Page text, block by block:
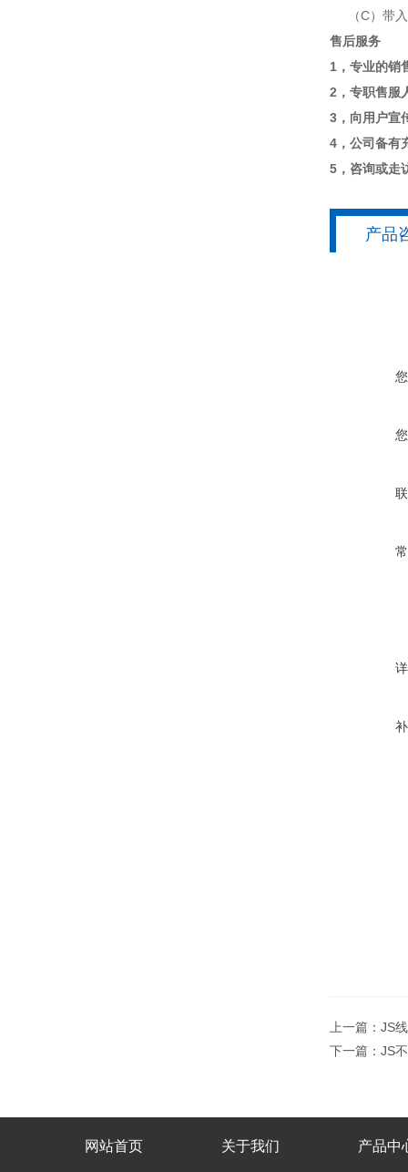
（C）带入
售后服务
1，专业的销
2，专职售服
3，向用户宣
4，公司备有
5，咨询或走
产品
上一篇： JS
下一篇： JS
网站首页 关于我们 产品中